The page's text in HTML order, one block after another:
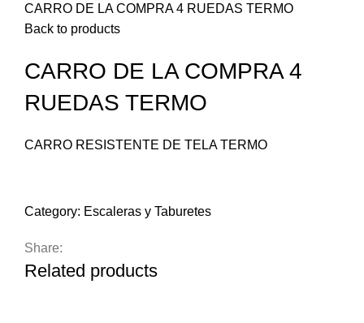
CARRO DE LA COMPRA 4 RUEDAS TERMO
Back to products
CARRO DE LA COMPRA 4
RUEDAS TERMO
CARRO RESISTENTE DE TELA TERMO
Category: Escaleras y Taburetes
Share:
Related products